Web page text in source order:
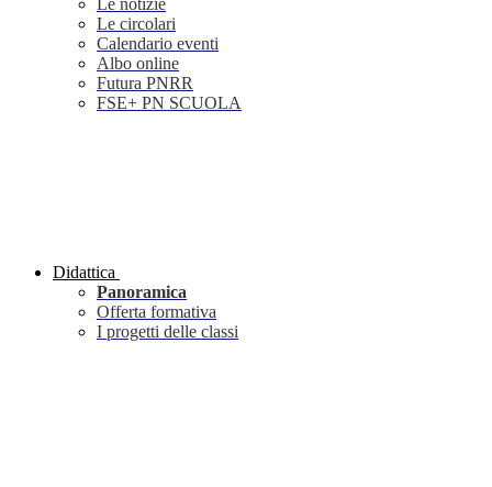
Le notizie
Le circolari
Calendario eventi
Albo online
Futura PNRR
FSE+ PN SCUOLA
Didattica
Panoramica
Offerta formativa
I progetti delle classi